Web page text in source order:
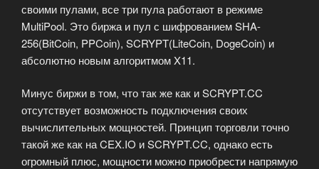
своими пулами, все три пула работают в режиме
MultiPool. Это биржа и пул с шифрованием SHA-
256(BitCoin, PPCoin), SCRYPT(LiteCoin, DogeCoin) и
абсолютно новым алгоритмом X11.
Минус биржи в том, что так же как и SCRYPT.CC
отсутствует возможность подключения своих
вычислительных мощностей. Принцип торговли точно
такой же как на CEX.IO и SCRYPT.CC, однако есть
огромный плюс, мощности можно приобрести напрямую